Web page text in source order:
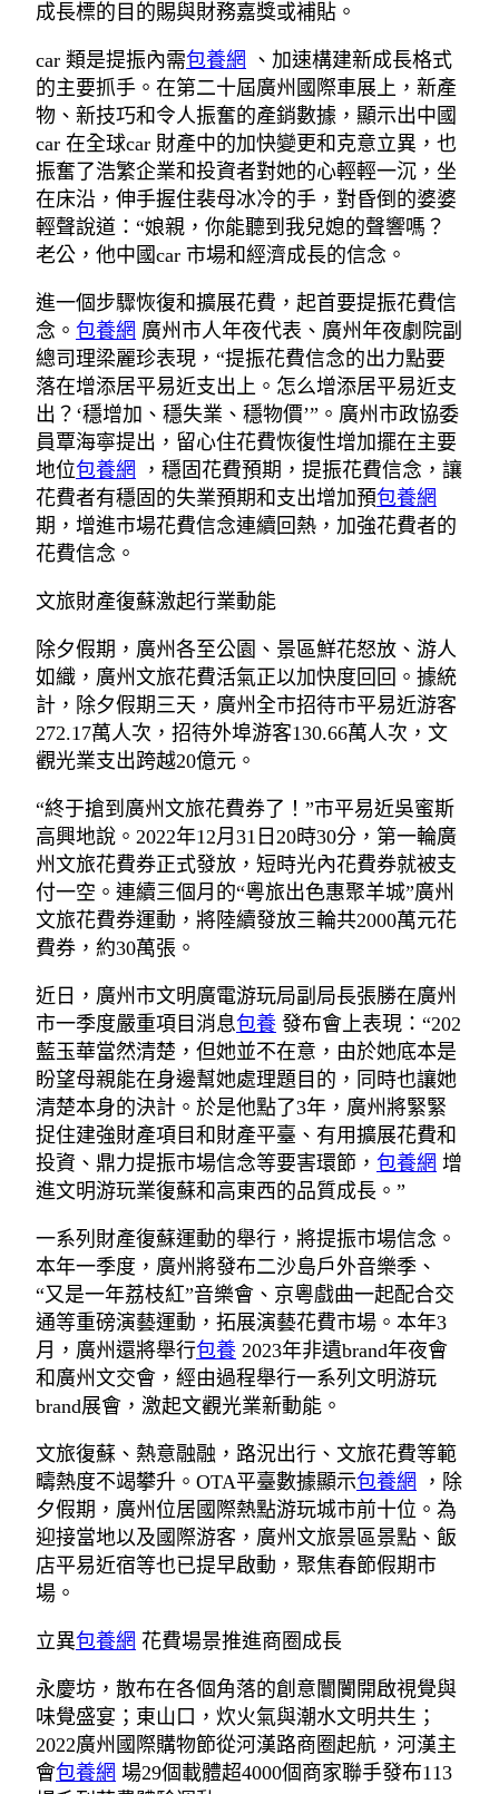
成長標的目的賜與財務嘉獎或補貼。
car 類是提振內需包養網 、加速構建新成長格式
的主要抓手。在第二十屆廣州國際車展上，新產
物、新技巧和令人振奮的產銷數據，顯示出中國
car 在全球car 財產中的加快變更和克意立異，也
振奮了浩繁企業和投資者對她的心輕輕一沉，坐
在床沿，伸手握住裴母冰冷的手，對昏倒的婆婆
輕聲說道：“娘親，你能聽到我兒媳的聲響嗎？
老公，他中國car 市場和經濟成長的信念。
進一個步驟恢復和擴展花費，起首要提振花費信
念。 包養網 廣州市人年夜代表、廣州年夜劇院副
總司理梁麗珍表現，“提振花費信念的出力點要
落在增添居平易近支出上。怎么增添居平易近支
出？‘穩增加、穩失業、穩物價’”。廣州市政協委
員覃海寧提出，留心住花費恢復性增加擺在主要
地位包養網 ，穩固花費預期，提振花費信念，讓
花費者有穩固的失業預期和支出增加預包養網
期，增進市場花費信念連續回熱，加強花費者的
花費信念。
文旅財產復蘇激起行業動能
除夕假期，廣州各至公園、景區鮮花怒放、游人
如織，廣州文旅花費活氣正以加快度回回。據統
計，除夕假期三天，廣州全市招待市平易近游客
272.17萬人次，招待外埠游客130.66萬人次，文
觀光業支出跨越20億元。
“終于搶到廣州文旅花費券了！”市平易近吳蜜斯
高興地說。2022年12月31日20時30分，第一輪廣
州文旅花費券正式發放，短時光內花費券就被支
付一空。連續三個月的“粵旅出色惠聚羊城”廣州
文旅花費券運動，將陸續發放三輪共2000萬元花
費券，約30萬張。
近日，廣州市文明廣電游玩局副局長張勝在廣州
市一季度嚴重項目消息包養 發布會上表現：“202
藍玉華當然清楚，但她並不在意，由於她底本是
盼望母親能在身邊幫她處理題目的，同時也讓她
清楚本身的決計。於是他點了3年，廣州將緊緊
捉住建強財產項目和財產平臺、有用擴展花費和
投資、鼎力提振市場信念等要害環節， 包養網 增
進文明游玩業復蘇和高東西的品質成長。”
一系列財產復蘇運動的舉行，將提振市場信念。
本年一季度，廣州將發布二沙島戶外音樂季、
“又是一年荔枝紅”音樂會、京粵戲曲一起配合交
通等重磅演藝運動，拓展演藝花費市場。本年3
月，廣州還將舉行包養 2023年非遺brand年夜會
和廣州文交會，經由過程舉行一系列文明游玩
brand展會，激起文觀光業新動能。
文旅復蘇、熱意融融，路況出行、文旅花費等範
疇熱度不竭攀升。OTA平臺數據顯示包養網 ，除
夕假期，廣州位居國際熱點游玩城市前十位。為
迎接當地以及國際游客，廣州文旅景區景點、飯
店平易近宿等也已提早啟動，聚焦春節假期市
場。
立異包養網 花費場景推進商圈成長
永慶坊，散布在各個角落的創意闤闠開啟視覺與
味覺盛宴；東山口，炊火氣與潮水文明共生；
2022廣州國際購物節從河漢路商圈起航，河漢主
會包養網 場29個載體超4000個商家聯手發布113